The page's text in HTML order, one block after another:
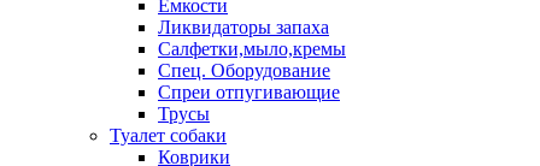
Емкости
Ликвидаторы запаха
Салфетки,мыло,кремы
Спец. Оборудование
Спреи отпугивающие
Трусы
Туалет собаки
Коврики